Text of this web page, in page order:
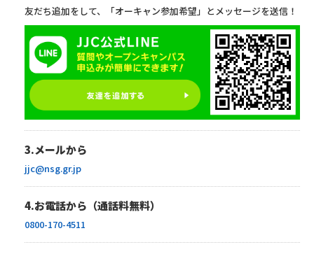
友だち追加をして、「オーキャン参加希望」とメッセージを送信！
3.メールから
jjc@nsg.gr.jp
4.お電話から（通話料無料）
0800-170-4511